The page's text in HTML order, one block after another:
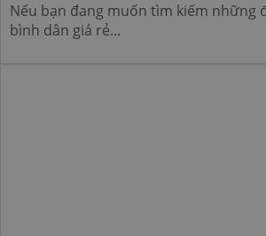
Nếu bạn đang muốn tìm kiếm những
bình dân giá rẻ...